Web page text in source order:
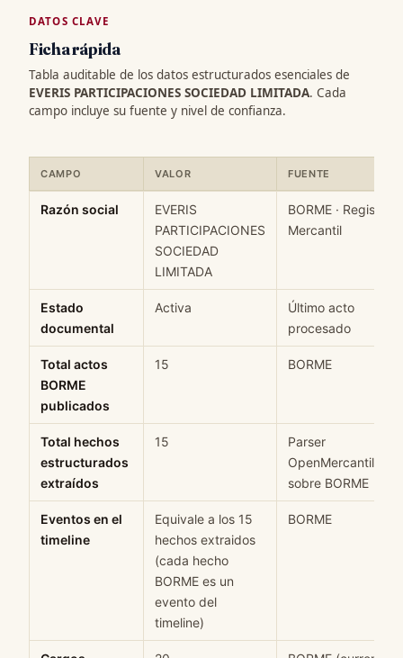
DATOS CLAVE
Ficha rápida
Tabla auditable de los datos estructurados esenciales de
EVERIS PARTICIPACIONES SOCIEDAD LIMITADA. Cada
campo incluye su fuente y nivel de confianza.
CAMPO VALOR FUENTE
Razón social
EVERIS
PARTICIPACIONES
SOCIEDAD
LIMITADA
BORME · Registro
Mercantil
Estado
documental
Activa
Último acto
procesado
Total actos
BORME
publicados
15 BORME
Total hechos
estructurados
extraídos
15
Parser
OpenMercantil
sobre BORME
Eventos en el
timeline
Equivale a los 15
hechos extraidos
(cada hecho
BORME es un
evento del
timeline)
BORME